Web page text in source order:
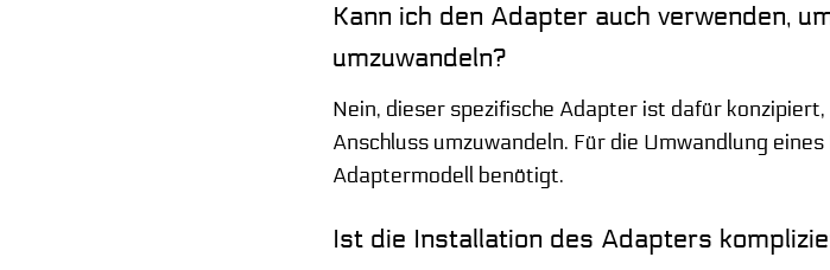
Kann ich den Adapter auch verwenden,
umzuwandeln?
Nein, dieser spezifische Adapter ist dafür
Anschluss umzuwandeln. Für die Umwandlung
Adaptermodell benötigt.
Ist die Installation des Adapters